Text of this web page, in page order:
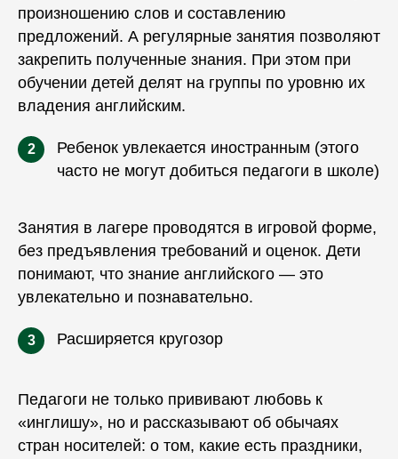
произношению слов и составлению
предложений. А регулярные занятия позволяют
закрепить полученные знания. При этом при
обучении детей делят на группы по уровню их
владения английским.
2
Ребенок увлекается иностранным (этого
часто не могут добиться педагоги в школе)
Занятия в лагере проводятся в игровой форме,
без предъявления требований и оценок. Дети
понимают, что знание английского — это
увлекательно и познавательно.
3 Расширяется кругозор
Педагоги не только прививают любовь к
«инглишу», но и рассказывают об обычаях
стран носителей: о том, какие есть праздники,